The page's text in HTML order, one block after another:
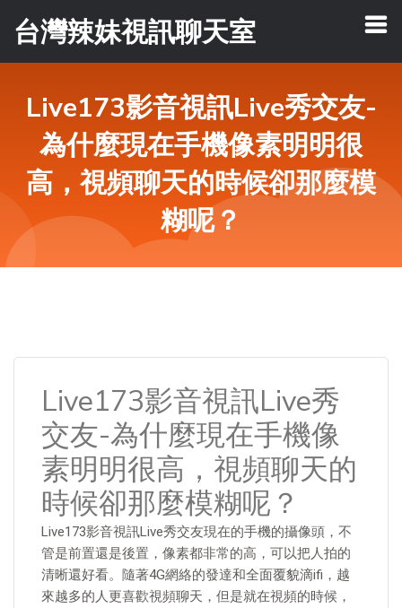
台灣辣妹視訊聊天室
Live173影音視訊Live秀交友-
為什麼現在手機像素明明很
高，視頻聊天的時候卻那麼模
糊呢？
Live173影音視訊Live秀
交友-為什麼現在手機像
素明明很高，視頻聊天的
時候卻那麼模糊呢？
Live173影音視訊Live秀交友現在的手機的攝像頭，不
管是前置還是後置，像素都非常的高，可以把人拍的
清晰還好看。隨著4G網絡的發達和全面覆貌滴ifi，越
來越多的人更喜歡視頻聊天，但是就在視頻的時候，